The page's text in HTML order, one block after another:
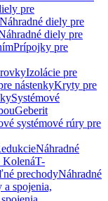
pre
Náhradné diely pre
diely pre
Prípojky pre
Izolácie pre
nástenkyKryty pre
Systémové
Geberit
systémové rúry pre
Náhradné
KolenáT-
prechodyNáhradné
a spojenia,